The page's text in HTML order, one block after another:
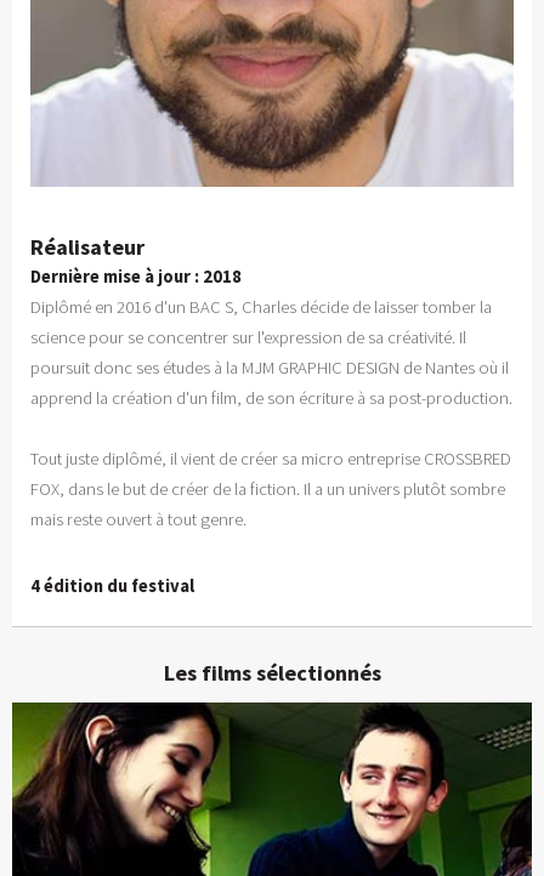
Réalisateur
Dernière mise à jour : 2018
Diplômé en 2016 d'un BAC S, Charles décide de laisser tomber la
science pour se concentrer sur l'expression de sa créativité. Il
poursuit donc ses études à la MJM GRAPHIC DESIGN de Nantes où il
apprend la création d'un film, de son écriture à sa post-production.
Tout juste diplômé, il vient de créer sa micro entreprise CROSSBRED
FOX, dans le but de créer de la fiction. Il a un univers plutôt sombre
mais reste ouvert à tout genre.
4 édition du festival
Les films sélectionnés